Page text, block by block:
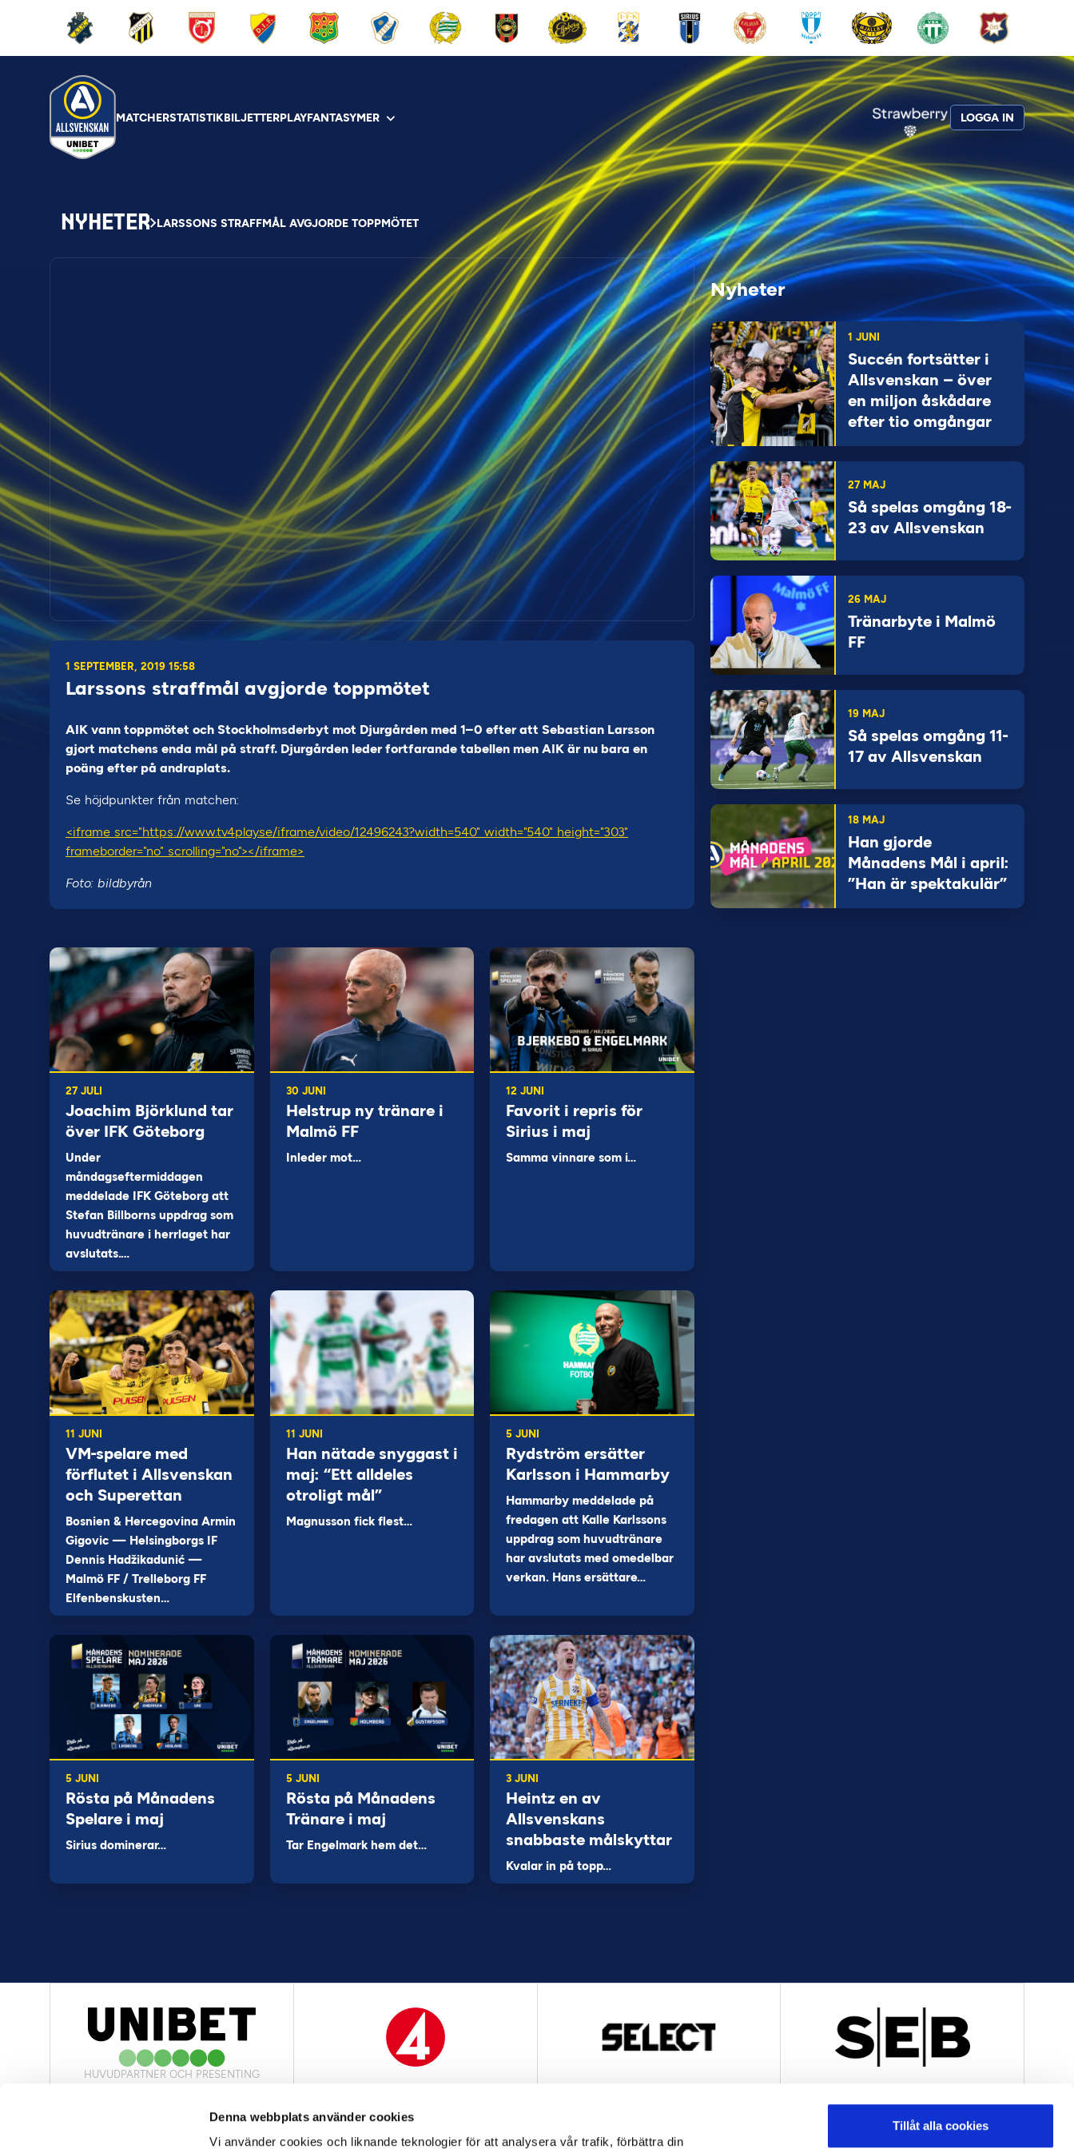
Denna webbplats använder cookies
Vi använder cookies och liknande teknologier för att analysera vår trafik, förbättra din
Tillåt alla cookies
MATCHERSTATISTIKBILJETTERPLAYFANTASYMER LOGGA IN
NYHETER LARSSONS STRAFFMÅL AVGJORDE TOPPMÖTET
1 SEPTEMBER, 2019 15:58
Larssons straffmål avgjorde toppmötet
AIK vann toppmötet och Stockholmsderbyt mot Djurgården med 1–0 efter att Sebastian Larsson
gjort matchens enda mål på straff. Djurgården leder fortfarande tabellen men AIK är nu bara en
poäng efter på andraplats.
Se höjdpunkter från matchen:
<iframe src="https://www.tv4play.se/iframe/video/12496243?width=540" width="540" height="303"
frameborder="no" scrolling="no"></iframe>
Foto: bildbyrån
27 JULI
Joachim Björklund tar
över IFK Göteborg
Under
måndagseftermiddagen
meddelade IFK Göteborg att
Stefan Billborns uppdrag som
huvudtränare i herrlaget har
avslutats.…
30 JUNI
Helstrup ny tränare i
Malmö FF
Inleder mot…
12 JUNI
Favorit i repris för
Sirius i maj
Samma vinnare som i…
11 JUNI
VM-spelare med
förflutet i Allsvenskan
och Superettan
Bosnien & Hercegovina Armin
Gigovic — Helsingborgs IF
Dennis Hadžikadunić —
Malmö FF / Trelleborg FF
Elfenbenskusten…
11 JUNI
Han nätade snyggast i
maj: “Ett alldeles
otroligt mål”
Magnusson fick flest…
5 JUNI
Rydström ersätter
Karlsson i Hammarby
Hammarby meddelade på
fredagen att Kalle Karlssons
uppdrag som huvudtränare
har avslutats med omedelbar
verkan. Hans ersättare…
5 JUNI
Rösta på Månadens
Spelare i maj
Sirius dominerar…
5 JUNI
Rösta på Månadens
Tränare i maj
Tar Engelmark hem det…
3 JUNI
Heintz en av
Allsvenskans
snabbaste målskyttar
Kvalar in på topp…
Nyheter
1 JUNI
Succén fortsätter i
Allsvenskan – över
en miljon åskådare
efter tio omgångar
27 MAJ
Så spelas omgång 18-
23 av Allsvenskan
26 MAJ
Tränarbyte i Malmö
FF
19 MAJ
Så spelas omgång 11-
17 av Allsvenskan
18 MAJ
Han gjorde
Månadens Mål i april:
”Han är spektakulär”
HUVUDPARTNER OCH PRESENTING